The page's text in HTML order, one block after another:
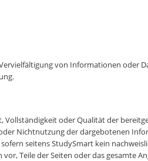
von Informationen oder
oder Qualität der
Nichtnutzung der dargebotenen
seitens StudySmart kein
Teile der Seiten oder das gesamte